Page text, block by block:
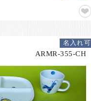
ARMR-355-CH
名入れ可